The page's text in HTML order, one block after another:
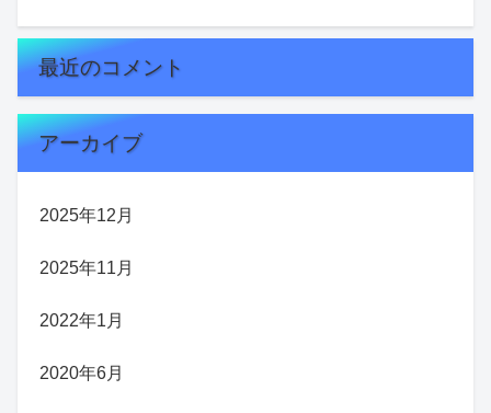
最近のコメント
アーカイブ
2025年12月
2025年11月
2022年1月
2020年6月